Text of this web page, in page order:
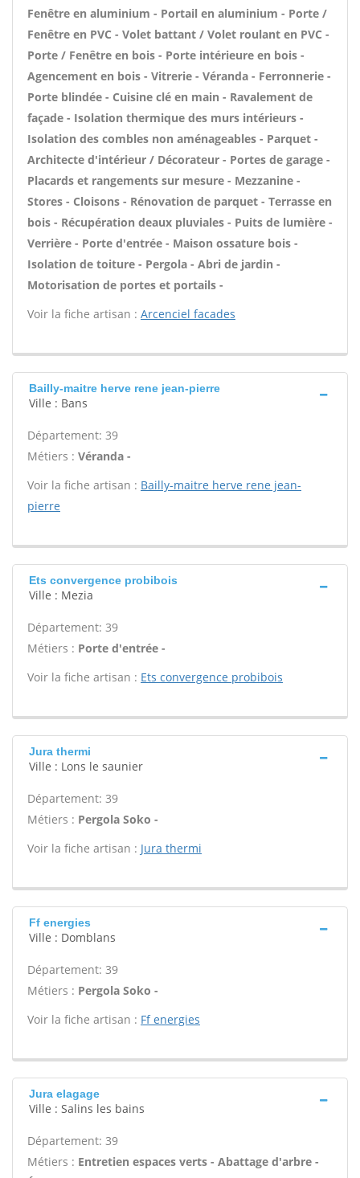
Fenêtre en aluminium - Portail en aluminium - Porte /
Fenêtre en PVC - Volet battant / Volet roulant en PVC -
Porte / Fenêtre en bois - Porte intérieure en bois -
Agencement en bois - Vitrerie - Véranda - Ferronnerie -
Porte blindée - Cuisine clé en main - Ravalement de
façade - Isolation thermique des murs intérieurs -
Isolation des combles non aménageables - Parquet -
Architecte d'intérieur / Décorateur - Portes de garage -
Placards et rangements sur mesure - Mezzanine -
Stores - Cloisons - Rénovation de parquet - Terrasse en
bois - Récupération deaux pluviales - Puits de lumière -
Verrière - Porte d'entrée - Maison ossature bois -
Isolation de toiture - Pergola - Abri de jardin -
Motorisation de portes et portails -
Voir la fiche artisan : Arcenciel facades
Bailly-maitre herve rene jean-pierre
Ville : Bans
Département: 39
Métiers : Véranda -
Voir la fiche artisan : Bailly-maitre herve rene jean-
pierre
Ets convergence probibois
Ville : Mezia
Département: 39
Métiers : Porte d'entrée -
Voir la fiche artisan : Ets convergence probibois
Jura thermi
Ville : Lons le saunier
Département: 39
Métiers : Pergola Soko -
Voir la fiche artisan : Jura thermi
Ff energies
Ville : Domblans
Département: 39
Métiers : Pergola Soko -
Voir la fiche artisan : Ff energies
Jura elagage
Ville : Salins les bains
Département: 39
Métiers : Entretien espaces verts - Abattage d'arbre -